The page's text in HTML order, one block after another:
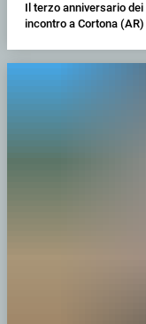
Il terzo anniversario
incontro a Cortona